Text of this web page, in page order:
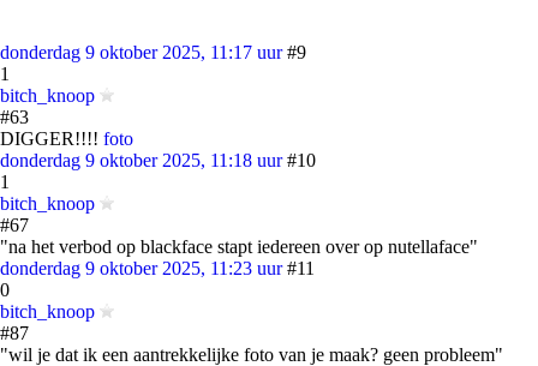
donderdag 9 oktober 2025, 11:17 uur #9
1
bitch_knoop
#63
DIGGER!!!! foto
donderdag 9 oktober 2025, 11:18 uur #10
1
bitch_knoop
#67
"na het verbod op blackface stapt iedereen over op nutellaface"
donderdag 9 oktober 2025, 11:23 uur #11
0
bitch_knoop
#87
"wil je dat ik een aantrekkelijke foto van je maak? geen probleem"